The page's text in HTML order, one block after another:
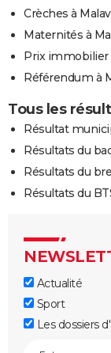
Crèches à
Maternités à
Prix immobilier
Référendum à
Tous les
Résultat
Résultats du
Résultats du
Résultats du
Actualité
Sport
Les dossiers